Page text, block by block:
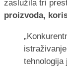
zaslužila tri
proizvoda,
tehnologija